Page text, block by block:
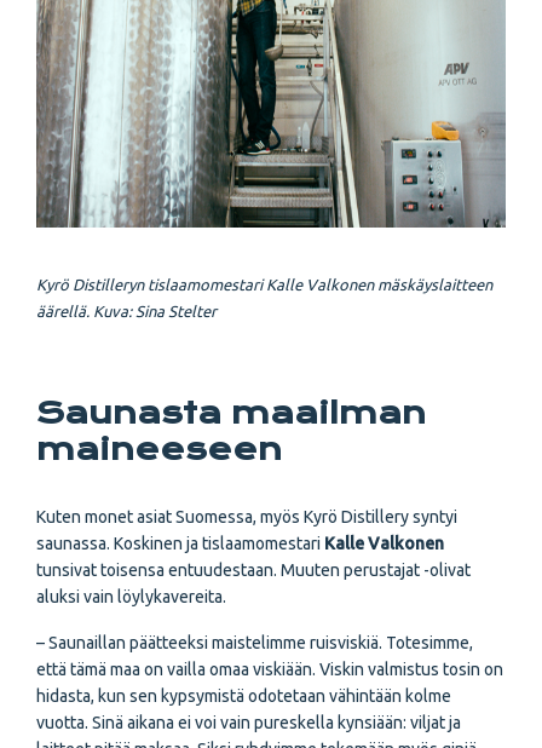
Kyrö Distilleryn tislaamomestari Kalle Valkonen mäskäyslaitteen
äärellä. Kuva: Sina Stelter
Saunasta maailman
maineeseen
Kuten monet asiat Suomessa, myös Kyrö Distillery syntyi
saunassa. Koskinen ja tislaamomestari Kalle Valkonen
tunsivat toisensa entuudestaan. Muuten perustajat -olivat
aluksi vain löylykavereita.
– Saunaillan päätteeksi maistelimme ruisviskiä. Totesimme,
että tämä maa on vailla omaa viskiään. Viskin valmistus tosin on
hidasta, kun sen kypsymistä odotetaan vähintään kolme
vuotta. Sinä aikana ei voi vain pureskella kynsiään: viljat ja